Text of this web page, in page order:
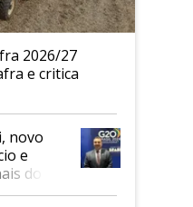
2026/27
e critica
novo
e
do